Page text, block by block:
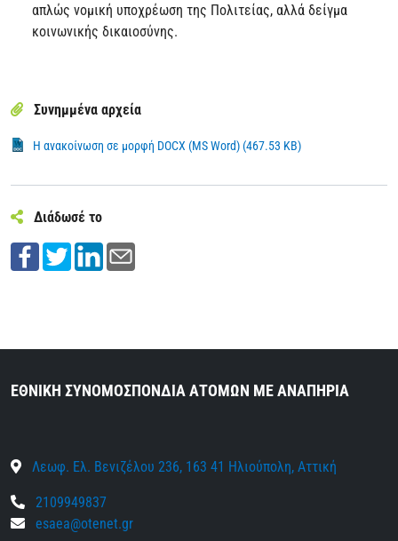
απλώς νομική υποχρέωση της Πολιτείας, αλλά δείγμα
κοινωνικής δικαιοσύνης.
Συνημμένα αρχεία
Η ανακοίνωση σε μορφή DOCX (MS Word) (467.53 KB)
Διάδωσέ το
ΕΘΝΙΚΗ ΣΥΝΟΜΟΣΠΟΝΔΙΑ ΑΤΟΜΩΝ ΜΕ ΑΝΑΠΗΡΙΑ
Λεωφ. Ελ. Βενιζέλου 236, 163 41 Ηλιούπολη, Αττική
2109949837
esaea@otenet.gr